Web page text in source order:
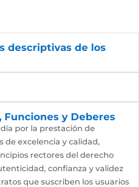
descriptivas de los
Funciones y Deberes
por la prestación de
de excelencia y calidad,
rectores del derecho
confianza y validez
que suscriben los usuarios